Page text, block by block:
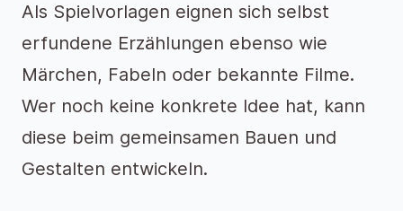
Als Spielvorlagen eignen sich selbst
erfundene Erzählungen ebenso wie
Märchen, Fabeln oder bekannte Filme.
Wer noch keine konkrete Idee hat, kann
diese beim gemeinsamen Bauen und
Gestalten entwickeln.